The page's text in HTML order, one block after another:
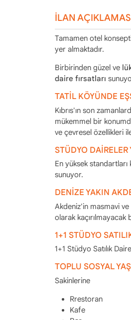
İLAN
Tamamen otel
yer almaktadır.
Birbirinden güzel ve
daire fırsatları
TATİL KÖYÜNDE
Kıbrıs'ın son
mükemmel bir
ve çevresel özellikleri
STÜDYO
En yüksek
sunuyor.
DENİZE YAKIN
Akdeniz'in masmavi
olarak kaçırılmayacak
1+1 STÜDYO
1+1 Stüdyo Satılık
TOPLU SOSYAL
Sakinlerine
Rrestoran
Kafe